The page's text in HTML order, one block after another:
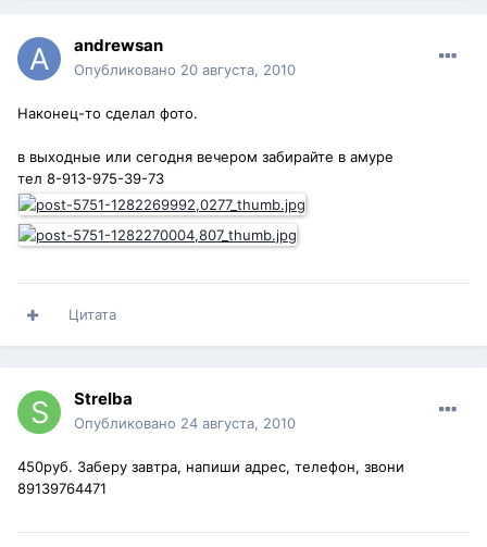
andrewsan
Опубликовано 20 августа, 2010
Наконец-то сделал фото.
в выходные или сегодня вечером забирайте в амуре
тел 8-913-975-39-73
Цитата
Strelba
Опубликовано 24 августа, 2010
450руб. Заберу завтра, напиши адрес, телефон, звони
89139764471